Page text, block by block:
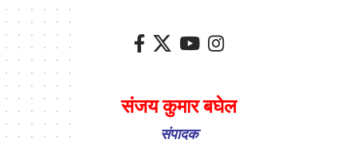
संजय कुमार बघेल
संपादक